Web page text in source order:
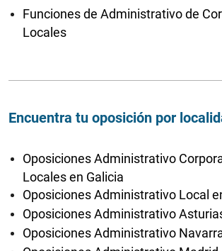
Funciones de Administrativo de
Locales
Encuentra tu oposición por
Oposiciones Administrativo
Locales en Galicia
Oposiciones Administrativo Local
Oposiciones Administrativo
Oposiciones Administrativo